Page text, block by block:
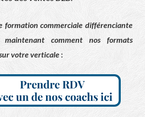
formation commerciale différenciante
maintenant comment nos formats
votre verticale :